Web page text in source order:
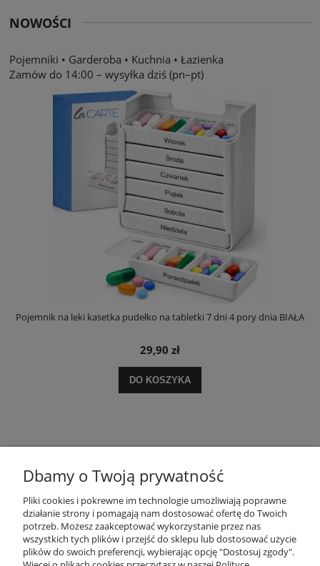
NOWOŚCI
Pojemniki • Garderoba • Kuchnia • Łazienka
Zamów do 14:00 – wysyłka dziś (pn–pt)
Pojemnik na leki kasetka pudełko na tabletki 7 dni 4 pory dnia BIAŁA
29,90 zł
DO KOSZYKA
POMOC
MOJE KONTO
Dbamy o Twoją prywatność
Pliki cookies i pokrewne im technologie umożliwiają poprawne
działanie strony i pomagają nam dostosować ofertę do Twoich
potrzeb. Możesz zaakceptować wykorzystanie przez nas
wszystkich tych plików i przejść do sklepu lub dostosować użycie
plików do swoich preferencji, wybierając opcję "Dostosuj zgody".